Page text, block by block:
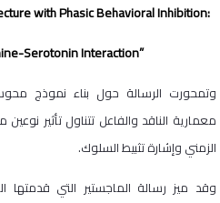
with Phasic Behavioral Inhibition:
Serotonin Interaction”
وتمحورت الرسالة حول بناء نموذج
معمارية الناقد والفاعل تتناول تأثير نوعين
الزمني وإشارة تثبيط السلوك.
وقد ميز رسالة الماجستير التي